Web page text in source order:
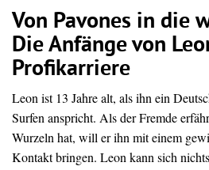
Von Pavones in die
Die Anfänge von
Profikarriere
Leon ist 13 Jahre alt, als ihn ein
Surfen anspricht. Als der Fremde
Wurzeln hat, will er ihn mit einem
Kontakt bringen. Leon kann sich